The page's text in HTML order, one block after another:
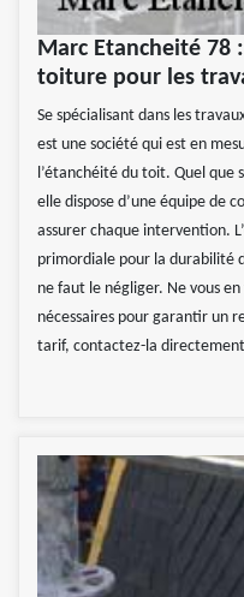
Marc Etancheité 78
toiture pour les
Se spécialisant dans les
est une société qui est en
l’étanchéité du toit. Quel
elle dispose d’une équipe de
assurer chaque intervention.
primordiale pour la durabilité
ne faut le négliger. Ne vous
nécessaires pour garantir un
tarif, contactez-la